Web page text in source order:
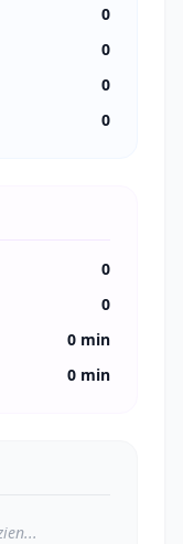
0
0
0
0
0
0
0 min
0 min